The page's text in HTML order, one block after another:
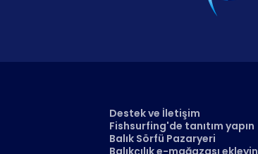
Destek ve İletişim
Fishsurfing'de tanıtım yapın
Balık Sörfü Pazaryeri
Balıkçılık e-mağazası ekleyin